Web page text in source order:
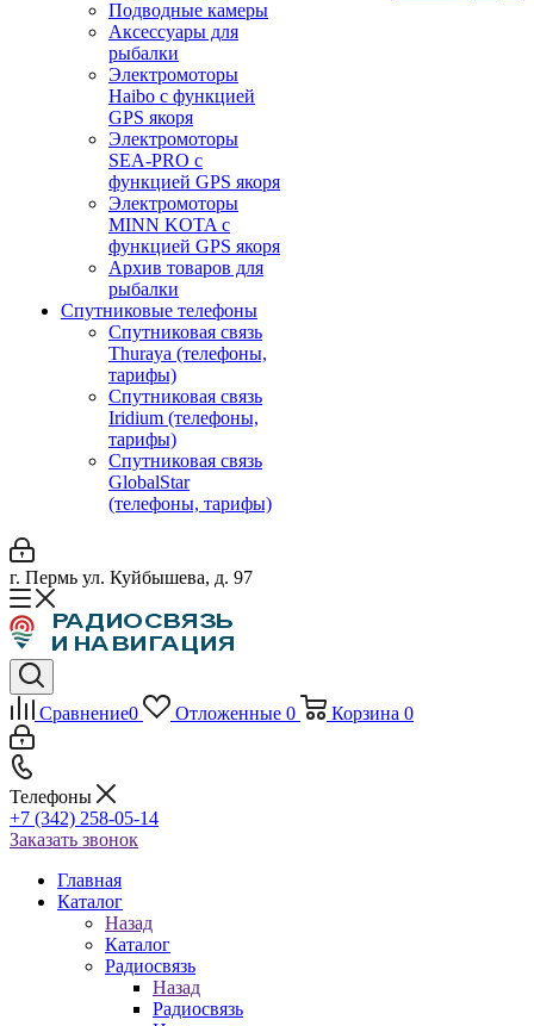
Подводные камеры
Аксессуары для
рыбалки
Электромоторы
Haibo с функцией
GPS якоря
Электромоторы
SEA-PRO с
функцией GPS якоря
Электромоторы
MINN KOTA с
функцией GPS якоря
Архив товаров для
рыбалки
Спутниковые телефоны
Спутниковая связь
Thuraya (телефоны,
тарифы)
Спутниковая связь
Iridium (телефоны,
тарифы)
Спутниковая связь
GlobalStar
(телефоны, тарифы)
г. Пермь ул. Куйбышева, д. 97
Сравнение0 Отложенные 0 Корзина 0
Телефоны
+7 (342) 258-05-14
Заказать звонок
Главная
Каталог
Назад
Каталог
Радиосвязь
Назад
Радиосвязь